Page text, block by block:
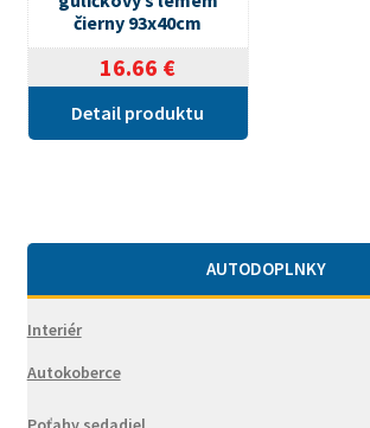
čierny 93x40cm
16.66 €
Detail produktu
AUTODOPLNKY
Interiér
Autokoberce